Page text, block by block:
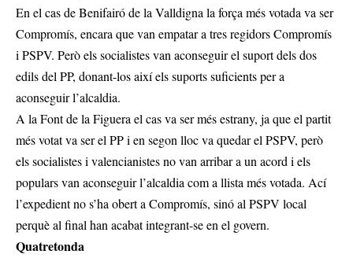
En el cas de Benifairó de la Valldigna la força més votada va ser
Compromís, encara que van empatar a tres regidors Compromís
i PSPV. Però els socialistes van aconseguir el suport dels dos
edils del PP, donant-los així els suports suficients per a
aconseguir l’alcaldia.
A la Font de la Figuera el cas va ser més estrany, ja que el partit
més votat va ser el PP i en segon lloc va quedar el PSPV, però
els socialistes i valencianistes no van arribar a un acord i els
populars van aconseguir l’alcaldia com a llista més votada. Ací
l’expedient no s’ha obert a Compromís, sinó al PSPV local
perquè al final han acabat integrant-se en el govern.
Quatretonda